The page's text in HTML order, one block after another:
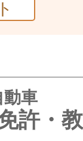
動車
許・